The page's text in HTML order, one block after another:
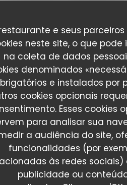
e seus
neste site, o que pode
na coleta de dados
denominados
e instalados por
cookies opcionais
Esses cookies
para analisar sua
a audiência do site,
funcionalidades (por
às redes sociais)
publicidade ou
3
/5 menu /5 quality_price